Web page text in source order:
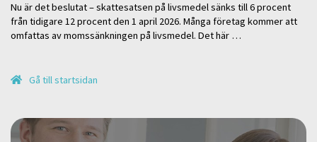
Nu är det beslutat – skattesatsen på livsmedel sänks till 6 procent
från tidigare 12 procent den 1 april 2026. Många företag kommer att
omfattas av momssänkningen på livsmedel. Det här …
Gå till startsidan